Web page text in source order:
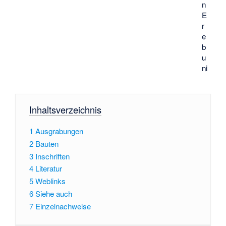
n
E
r
e
b
u
ni
Inhaltsverzeichnis
1 Ausgrabungen
2 Bauten
3 Inschriften
4 Literatur
5Weblinks
6Siehe auch
7 Einzelnachweise